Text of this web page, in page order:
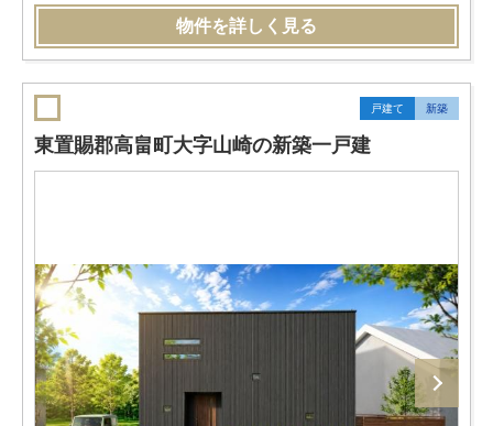
物件を詳しく見る
戸建て 新築
東置賜郡高畠町大字山崎の新築一戸建